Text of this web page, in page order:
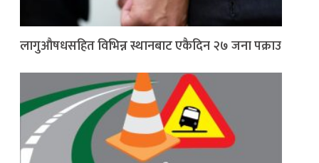
लागुऔषधसहित विभिन्न स्थानबाट एकैदिन २७ जना पक्राउ